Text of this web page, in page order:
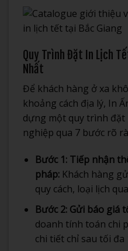
in lịch tết tại Bắc Giang
Quy Trình Đặt In Lịch
Nhất
Để khách hàng ở xa
khoảng cách địa lý, In
dựng một quy trình đặt
nghiệp qua 7 bước rõ
Bước 1: Tiếp nhận
pháp:Khách hàng
quy cách, loại lịch
Bước 2: Gửi báo giá
doanh tính toán chi
chi tiết chỉ sau tối đa